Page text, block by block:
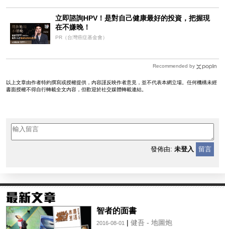
立即諮詢HPV！是對自己健康最好的投資，把握現
在不嫌晚！
PR（台灣癌症基金會）
Recommended by
以上文章由作者特約撰寫或授權提供，內容謹反映作者意見，並不代表本網立場。任何機構未經
書面授權不得自行轉載全文內容，但歡迎於社交媒體轉載連結。
發佈由: 未登入 留言
智者的面書
2016-08-01 | 健吾 - 地圖炮